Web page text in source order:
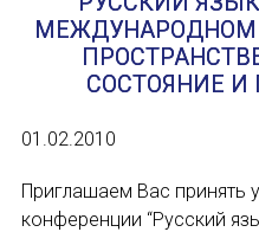
Секретариат
Члены МАПРЯЛ
Устав МАПРЯЛ
Вступить в
МЕЖДУНАРОДНОМ
СОСТОЯНИЕ И
01.02.2010
Приглашаем Вас принять
конференции “Русский